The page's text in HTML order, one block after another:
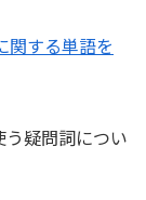
関する単語を
疑問詞につい